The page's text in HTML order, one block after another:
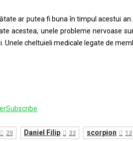
ar putea fi buna în timpul acestui
acestea, unele probleme nervoase
Unele cheltuieli medicale legate de
Subscribe
29 Daniel Filip 33 scorpion 13